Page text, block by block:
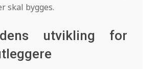
skal bygges.
utvikling for